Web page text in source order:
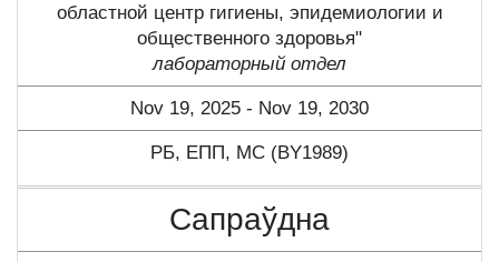
областной центр гигиены, эпидемиологии и
общественного здоровья"
лабораторный отдел
Nov 19, 2025 - Nov 19, 2030
РБ, ЕПП, МС (BY1989)
Сапраўдна